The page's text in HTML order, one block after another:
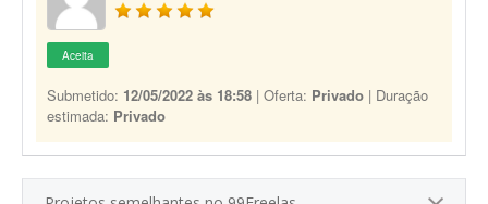
Aceita
Submetido: 12/05/2022 às 18:58 | Oferta: Privado | Duração
estimada: Privado